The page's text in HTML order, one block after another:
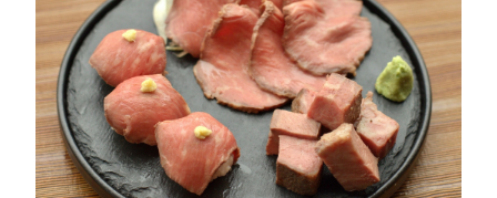
か？
日本人シェフが常駐する2階レストランTHE
DININGにて本格和食料理をお楽しみくださ
いませ。
最上階24階にはフィットネスジム、パーティ
ルーム、...